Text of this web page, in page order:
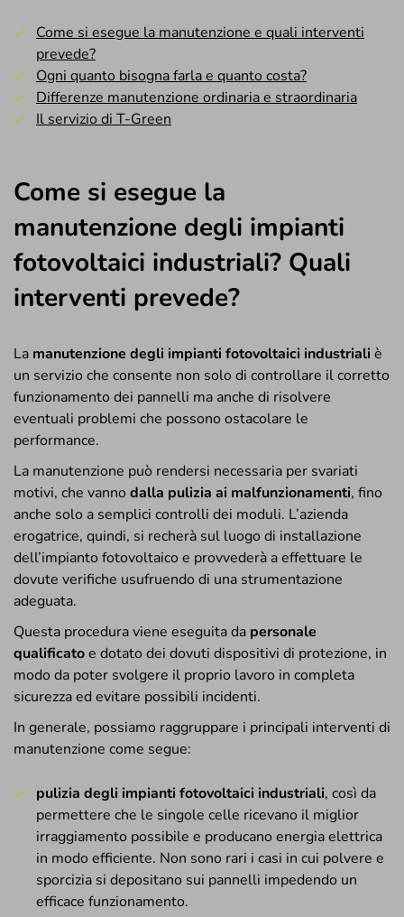
Come si esegue la manutenzione e quali interventi
prevede?
Ogni quanto bisogna farla e quanto costa?
Differenze manutenzione ordinaria e straordinaria
Il servizio di T-Green
Come si esegue la
manutenzione degli impianti
fotovoltaici industriali? Quali
interventi prevede?
La manutenzione degli impianti fotovoltaici industrialiè
un servizio che consente non solo di controllare il corretto
funzionamento dei pannelli ma anche di risolvere
eventuali problemi che possono ostacolare le
performance.
La manutenzione può rendersi necessaria per svariati
motivi, che vanno dalla pulizia ai malfunzionamenti, fino
anche solo a semplici controlli dei moduli. L’azienda
erogatrice, quindi, si recherà sul luogo di installazione
dell’impianto fotovoltaico e provvederà a effettuare le
dovute verifiche usufruendo di una strumentazione
adeguata.
Questa procedura viene eseguita da personale
qualificatoe dotato dei dovuti dispositivi di protezione, in
modo da poter svolgere il proprio lavoro in completa
sicurezza ed evitare possibili incidenti.
In generale, possiamo raggruppare i principali interventi di
manutenzione come segue:
pulizia degli impianti fotovoltaici industriali, così da
permettere che le singole celle ricevano il miglior
irraggiamento possibile e producano energia elettrica
in modo efficiente. Non sono rari i casi in cui polvere e
sporcizia si depositano sui pannelli impedendo un
efficace funzionamento.